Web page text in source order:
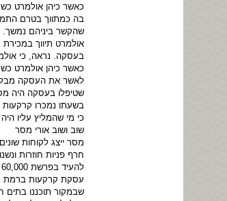
כאשר כיהן אולמרט
בה כמתווך בטרם
שהקשר ביניהם נמשך.
אולמרט תיווך
בעסקה. נראה, כי
כאשר כיהן אולמרט
לאשר את העסקה מבלי
שטיפלו בעסקה היה
בשעתו נמכרו קרקעות
כי מי שהמליץ עליו
שוב ושוב אורי מסר
מסר ייצג לקוחות
חרף פניות חוזרות
להעיד בפרשת 60,000 אלף השקלים שבהם הורשע אולמרט במשפט הולילנד, מחשש שהכספת במשרדו של מסר תהפוך לתיבת פנדורה.
עסקת קרקעות ברמת
שבמקור תוכננו